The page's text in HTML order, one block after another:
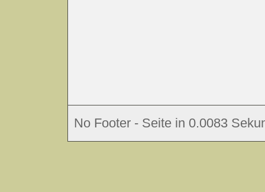
No Footer - Seite in 0.0083